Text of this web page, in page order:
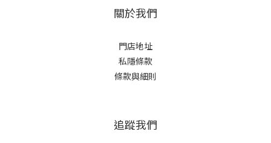
關於我們
門店地址
私隱條款
條款與細則
追蹤我們